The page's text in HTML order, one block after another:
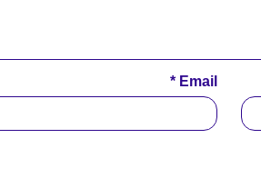
Email
*